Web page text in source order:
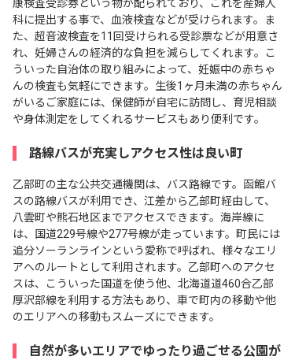
康検査受診券という物が配られており、これを産婦人
科に提出する事で、血液検査などが受けられます。ま
た、超音波検査を11回受けられる受診票などが用意さ
れ、妊婦さんの経済的な負担を減らしてくれます。こ
ういった自治体の取り組みによって、妊娠中の赤ちゃ
んの検査も気軽にできます。生後1ヶ月未満の赤ちゃん
がいるご家庭には、保健師が自宅に訪問し、育児相談
や身体測定をしてくれるサービスもあり便利です。
路線バスが充実しアクセス性は良い町
乙部町の主な公共交通機関は、バス路線です。函館バ
スの路線バスが利用でき、江差から乙部町経由して、
八雲町や熊石地区までアクセスできます。海岸線に
は、国道229号線や277号線が走っています。町民には
追分ソーランラインという愛称で呼ばれ、様々なエリ
アへのルートとして利用されます。乙部町へのアクセ
スは、こういった国道を使う他、北海道道460合乙部
厚沢部線を利用する方法もあり、車で町内の移動や他
のエリアへの移動もスムーズにできます。
自然が多いエリアでゆったり過ごせる公園が